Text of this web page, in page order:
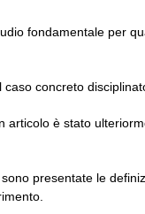
fondamentale per
concreto
articolo è stato
presentate le